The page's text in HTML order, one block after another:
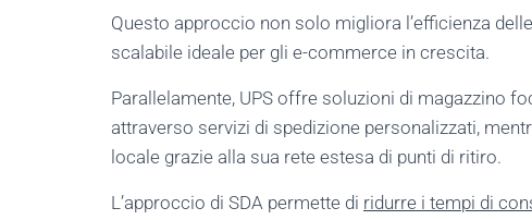
Questo approccio non solo migliora l’efficienza
scalabile ideale per gli e-commerce in crescita.
Parallelamente, UPS offre soluzioni di magazzino
attraverso servizi di spedizione personalizzati,
locale grazie alla sua rete estesa di punti di ritiro.
L’approccio di SDA permette di ridurre i tempi di